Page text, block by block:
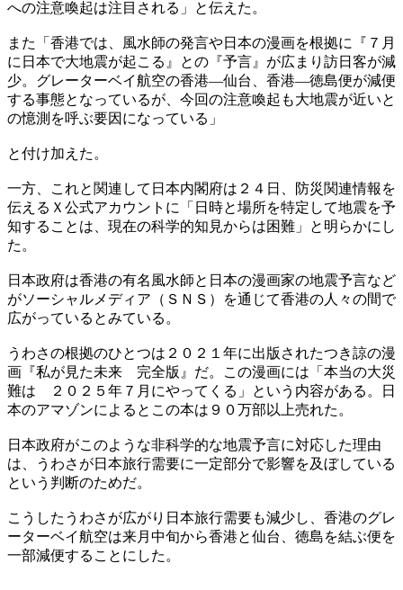
への注意喚起は注目される」と伝えた。
また「香港では、風水師の発言や日本の漫画を根拠に『７月
に日本で大地震が起こる』との『予言』が広まり訪日客が減
少。グレーターベイ航空の香港―仙台、香港―徳島便が減便
する事態となっているが、今回の注意喚起も大地震が近いと
の憶測を呼ぶ要因になっている」
と付け加えた。
一方、これと関連して日本内閣府は２４日、防災関連情報を
伝えるＸ公式アカウントに「日時と場所を特定して地震を予
知することは、現在の科学的知見からは困難」と明らかにし
た。
日本政府は香港の有名風水師と日本の漫画家の地震予言など
がソーシャルメディア（ＳＮＳ）を通じて香港の人々の間で
広がっているとみている。
うわさの根拠のひとつは２０２１年に出版されたつき諒の漫
画『私が見た未来 完全版』だ。この漫画には「本当の大災
難は ２０２５年７月にやってくる」という内容がある。日
本のアマゾンによるとこの本は９０万部以上売れた。
日本政府がこのような非科学的な地震予言に対応した理由
は、うわさが日本旅行需要に一定部分で影響を及ぼしている
という判断のためだ。
こうしたうわさが広がり日本旅行需要も減少し、香港のグレ
ーターベイ航空は来月中旬から香港と仙台、徳島を結ぶ便を
一部減便することにした。